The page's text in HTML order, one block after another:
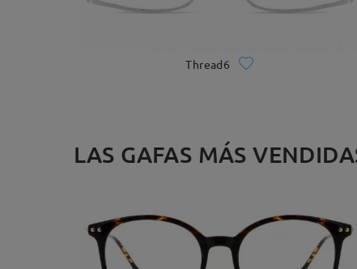
Thread6
LAS GAFAS MÁS